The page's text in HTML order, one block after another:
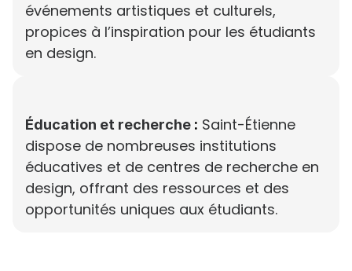
événements artistiques et culturels,
propices à l’inspiration pour les étudiants
en design.
Éducation et recherche : Saint-Étienne
dispose de nombreuses institutions
éducatives et de centres de recherche en
design, offrant des ressources et des
opportunités uniques aux étudiants.